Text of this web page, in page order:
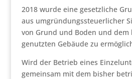
2018 wurde eine gesetzliche
aus umgründungssteuerlicher
von Grund und Boden und
genutzten Gebäude zu
Wird der Betrieb eines
gemeinsam mit dem bisher